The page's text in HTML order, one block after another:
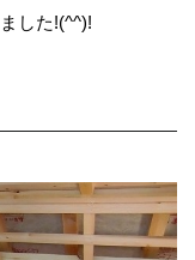
した!(^^)!